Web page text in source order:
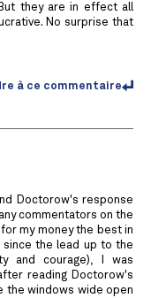
they are in effect all
No surprise that
à ce commentaire
Doctorow's response
commentators on the
my money the best in
since the lead up to the
and courage), I was
reading Doctorow's
the windows wide open